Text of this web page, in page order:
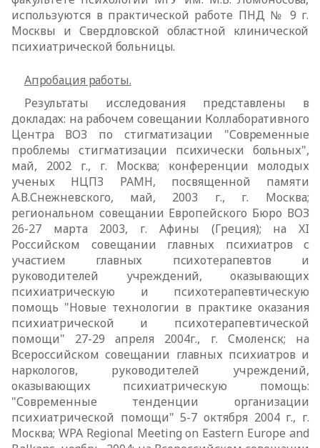
используются в практической работе ПНД № 9 г.
Москвы иСвердловской областной клинической
психиатрической больницы.
Апробация работы.
Результаты исследования представлены в
докладах: на рабочем совещании Коллаборативного
Центра ВОЗ по стигматизации "Современные
проблемы стигматизации психически больных",
май, 2002 г., г. Москва; конференции молодых
ученых НЦПЗ РАМН, посвященной памяти
А.В.Снежневского, май, 2003 г., г. Москва;
региональном совещании Европейского Бюро ВОЗ
26-27 марта 2003, г. Афины (Греция); на XI
Российском совещании главных психиатров с
участием главных психотерапевтов и
руководителей учреждений, оказывающих
психиатрическую и психотерапевтическую
помощь "Новые технологии в практике оказания
психиатрической и психотерапевтической
помощи" 27-29 апреля 2004г., г. Смоленск; на
Всероссийском совещании главных психиатров и
наркологов, руководителей учреждений,
оказывающих психиатрическую помощь:
"Современные тенденции организации
психиатрической помощи" 5-7 октября 2004 г., г.
Москва; WPA Regional Meeting on Eastern Europe and